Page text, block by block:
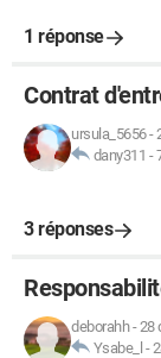
1 réponse
Contrat
ursula_5656-
dany311 -
3 réponses
deborahh-28
Ysabe_l
-